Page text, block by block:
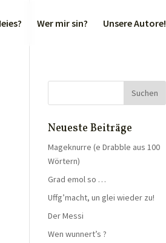
Wer mir sin? Unsere Autore!
Neueste Beiträge
Mageknurre (e Drabble aus 100
Wörtern)
Grad emol so …
Uffg’macht, un glei wieder zu!
Der Messi
Wen wunnert’s ?